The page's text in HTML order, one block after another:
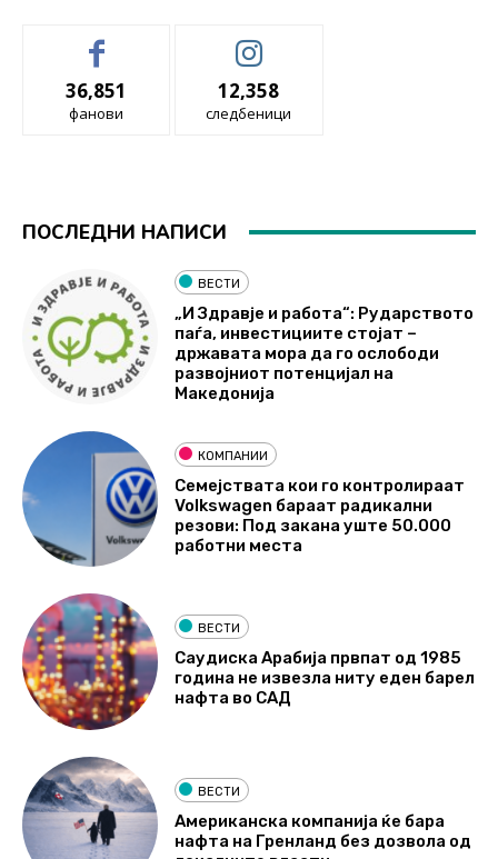
36,851
фанови
12,358
следбеници
ПОСЛЕДНИ НАПИСИ
ВЕСТИ
„И Здравје и работа“: Рударството
паѓа, инвестициите стојат –
државата мора да го ослободи
развојниот потенцијал на
Македонија
КОМПАНИИ
Семејствата кои го контролираат
Volkswagen бараат радикални
резови: Под закана уште 50.000
работни места
ВЕСТИ
Саудиска Арабија првпат од 1985
година не извезла ниту еден барел
нафта во САД
ВЕСТИ
Американска компанија ќе бара
нафта на Гренланд без дозвола од